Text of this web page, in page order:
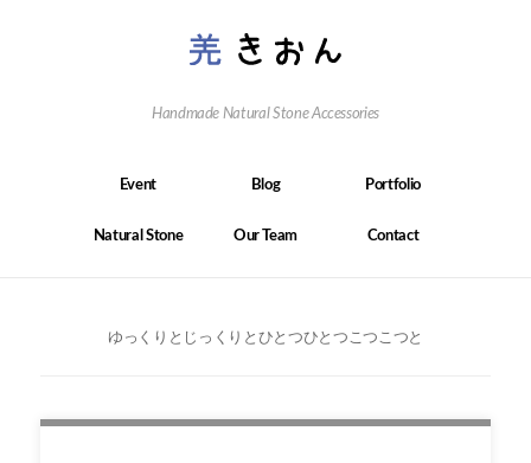
Handmade Natural Stone Accessories
Event Blog Portfolio
Natural Stone Our Team Contact
ゆっくりとじっくりとひとつひとつこつこつと